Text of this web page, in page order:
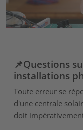
📌Questions
installations
Toute erreur se
d'une centrale
doit